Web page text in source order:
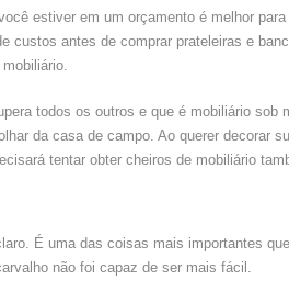
estiver em um orçamento é melhor para
custos antes de comprar prateleiras e
todos os outros e que é mobiliário sob
da casa de campo. Ao querer decorar
tentar obter cheiros de mobiliário
É uma das coisas mais importantes
não foi capaz de ser mais fácil.